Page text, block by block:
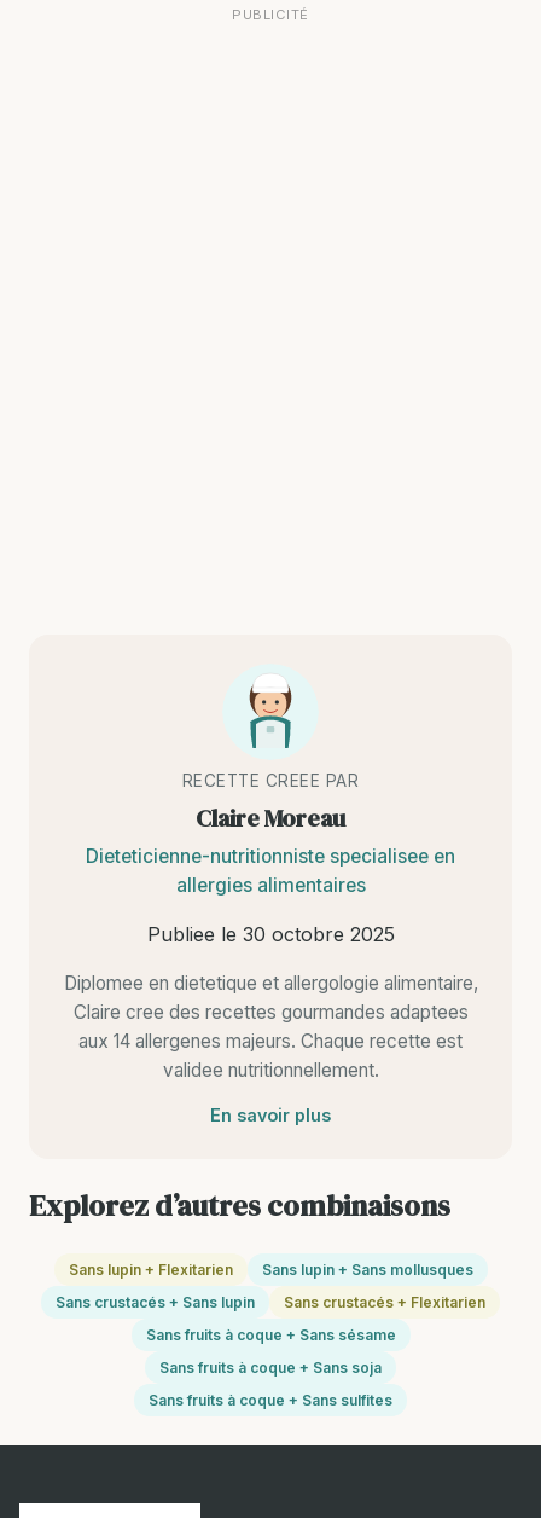
PUBLICITÉ
RECETTE CREEE PAR
Claire Moreau
Dieteticienne-nutritionniste specialisee en
allergies alimentaires
Publiee le 30 octobre 2025
Diplomee en dietetique et allergologie alimentaire,
Claire cree des recettes gourmandes adaptees
aux 14 allergenes majeurs. Chaque recette est
validee nutritionnellement.
En savoir plus
Explorez d’autres combinaisons
Sans lupin + Flexitarien
Sans lupin + Sans mollusques
Sans crustacés + Sans lupin
Sans crustacés + Flexitarien
Sans fruits à coque + Sans sésame
Sans fruits à coque + Sans soja
Sans fruits à coque + Sans sulfites